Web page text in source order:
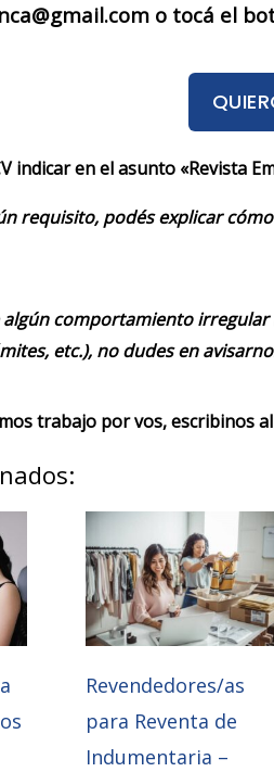
o tocá el
indicar en el asunto «Revista
requisito, podés explicar
algún comportamiento
etc.), no dudes en
trabajo por vos, escribinos al
Revendedores/as
para Reventa de
Indumentaria –